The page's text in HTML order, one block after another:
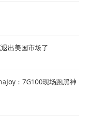
出美国市场了
：7G100现场跑黑神